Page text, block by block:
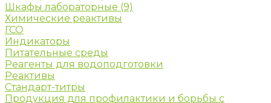
Шкафы лабораторные (9)
Химические реактивы
ГСО
Индикаторы
Питательные среды
Реагенты для водоподготовки
Реактивы
Стандарт-титры
Продукция для профилактики и борьбы с